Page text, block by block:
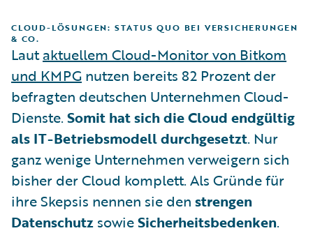
CLOUD-LÖSUNGEN: STATUS QUO BEI VERSICHERUNGEN
& CO.
Lautaktuellem Cloud-Monitor von Bitkom
und KMPG nutzen bereits 82 Prozent der
befragten deutschen Unternehmen Cloud-
Dienste. Somit hat sich die Cloud endgültig
als IT-Betriebsmodell durchgesetzt. Nur
ganz wenige Unternehmen verweigern sich
bisher der Cloud komplett. Als Gründe für
ihre Skepsis nennen sie den strengen
Datenschutz sowieSicherheitsbedenken.